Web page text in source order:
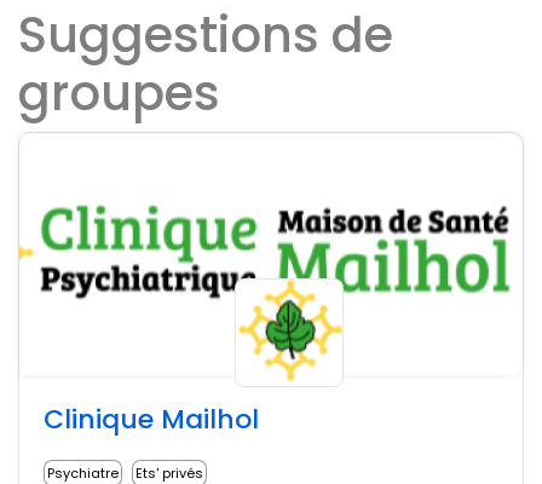
Suggestions de
groupes
Clinique Mailhol
Psychiatre Ets' privés